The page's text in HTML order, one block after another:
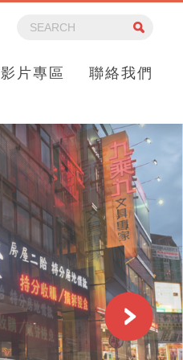
影片專區 聯絡我們
Next